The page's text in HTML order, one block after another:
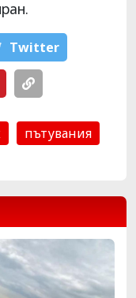
Тwitter
пътувания